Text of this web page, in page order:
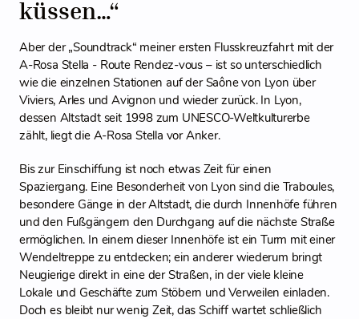
küssen…“
Aber der „Soundtrack“ meiner ersten Flusskreuzfahrt mit der
A-Rosa Stella - Route Rendez-vous – ist so unterschiedlich
wie die einzelnen Stationen auf der Saône von Lyon über
Viviers, Arles und Avignon und wieder zurück. In Lyon,
dessen Altstadt seit 1998 zum UNESCO-Weltkulturerbe
zählt, liegt die A-Rosa Stella vor Anker.
Bis zur Einschiffung ist noch etwas Zeit für einen
Spaziergang. Eine Besonderheit von Lyon sind die Traboules,
besondere Gänge in der Altstadt, die durch Innenhöfe führen
und den Fußgängern den Durchgang auf die nächste Straße
ermöglichen. In einem dieser Innenhöfe ist ein Turm mit einer
Wendeltreppe zu entdecken; ein anderer wiederum bringt
Neugierige direkt in eine der Straßen, in der viele kleine
Lokale und Geschäfte zum Stöbern und Verweilen einladen.
Doch es bleibt nur wenig Zeit, das Schiff wartet schließlich